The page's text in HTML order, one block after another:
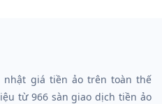
nhật giá tiền ảo trên toàn thế
từ 966 sàn giao dịch tiền ảo